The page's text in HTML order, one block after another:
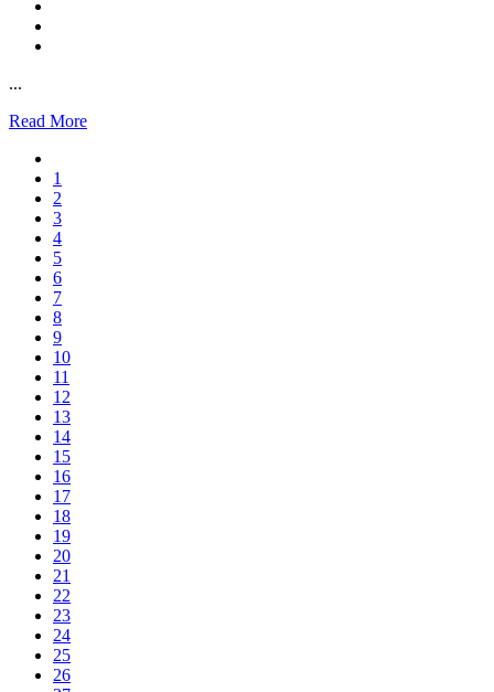
...
Read More
1
2
3
4
5
6
7
8
9
10
11
12
13
14
15
16
17
18
19
20
21
22
23
24
25
26